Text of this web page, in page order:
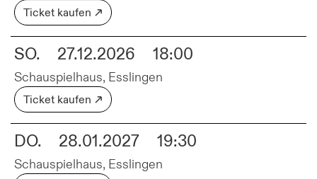
Ticket kaufen
SO. 27.12.2026 18:00
Schauspielhaus, Esslingen
Ticket kaufen
DO. 28.01.2027 19:30
Schauspielhaus, Esslingen